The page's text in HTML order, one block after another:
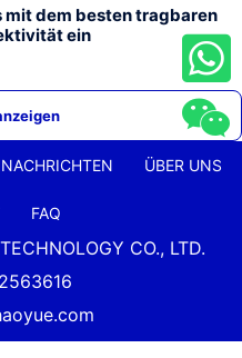
mit dem besten tragbaren
ein
NACHRICHTEN ÜBER UNS
FAQ
CO., LTD.
WLAN-Router Und 5G-